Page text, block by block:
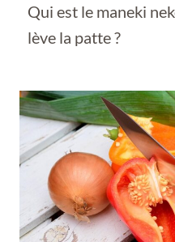
Qui est le maneki
lève la patte ?